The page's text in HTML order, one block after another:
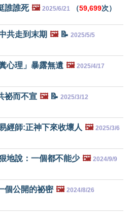
誰誰死 🖼️ 2025/6/21 （59,699次）
共走到末期 🖼️📝 2025/5/5
心理」暴露無遺 🖼️ 2025/4/17
祕而不宣 🖼️📝 2025/3/12
經師:正神下來收壞人 🖼️ 2025/3/6
地說：一個都不能少 🖼️ 2024/9/9
個公開的祕密 🖼️ 2024/8/26